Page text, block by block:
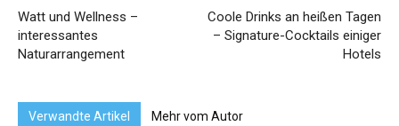
Watt und Wellness –
interessantes
Naturarrangement
Coole Drinks an heißen Tagen
– Signature-Cocktails einiger
Hotels
Verwandte Artikel Mehr vom Autor